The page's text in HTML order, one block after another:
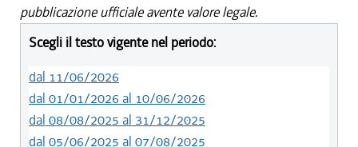
pubblicazione ufficiale avente valore legale.
Scegli il testo vigente nel periodo:
dal 11/06/2026
dal 01/01/2026 al 10/06/2026
dal 08/08/2025 al 31/12/2025
dal 05/06/2025 al 07/08/2025